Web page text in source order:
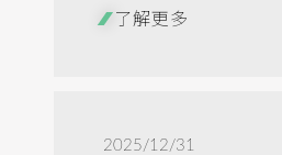
了解更多
2025/12/31